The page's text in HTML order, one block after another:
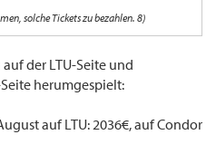
solche Tickets zu bezahlen. 8)
der LTU-Seite und
herumgespielt:
auf LTU: 2036€, auf Condor